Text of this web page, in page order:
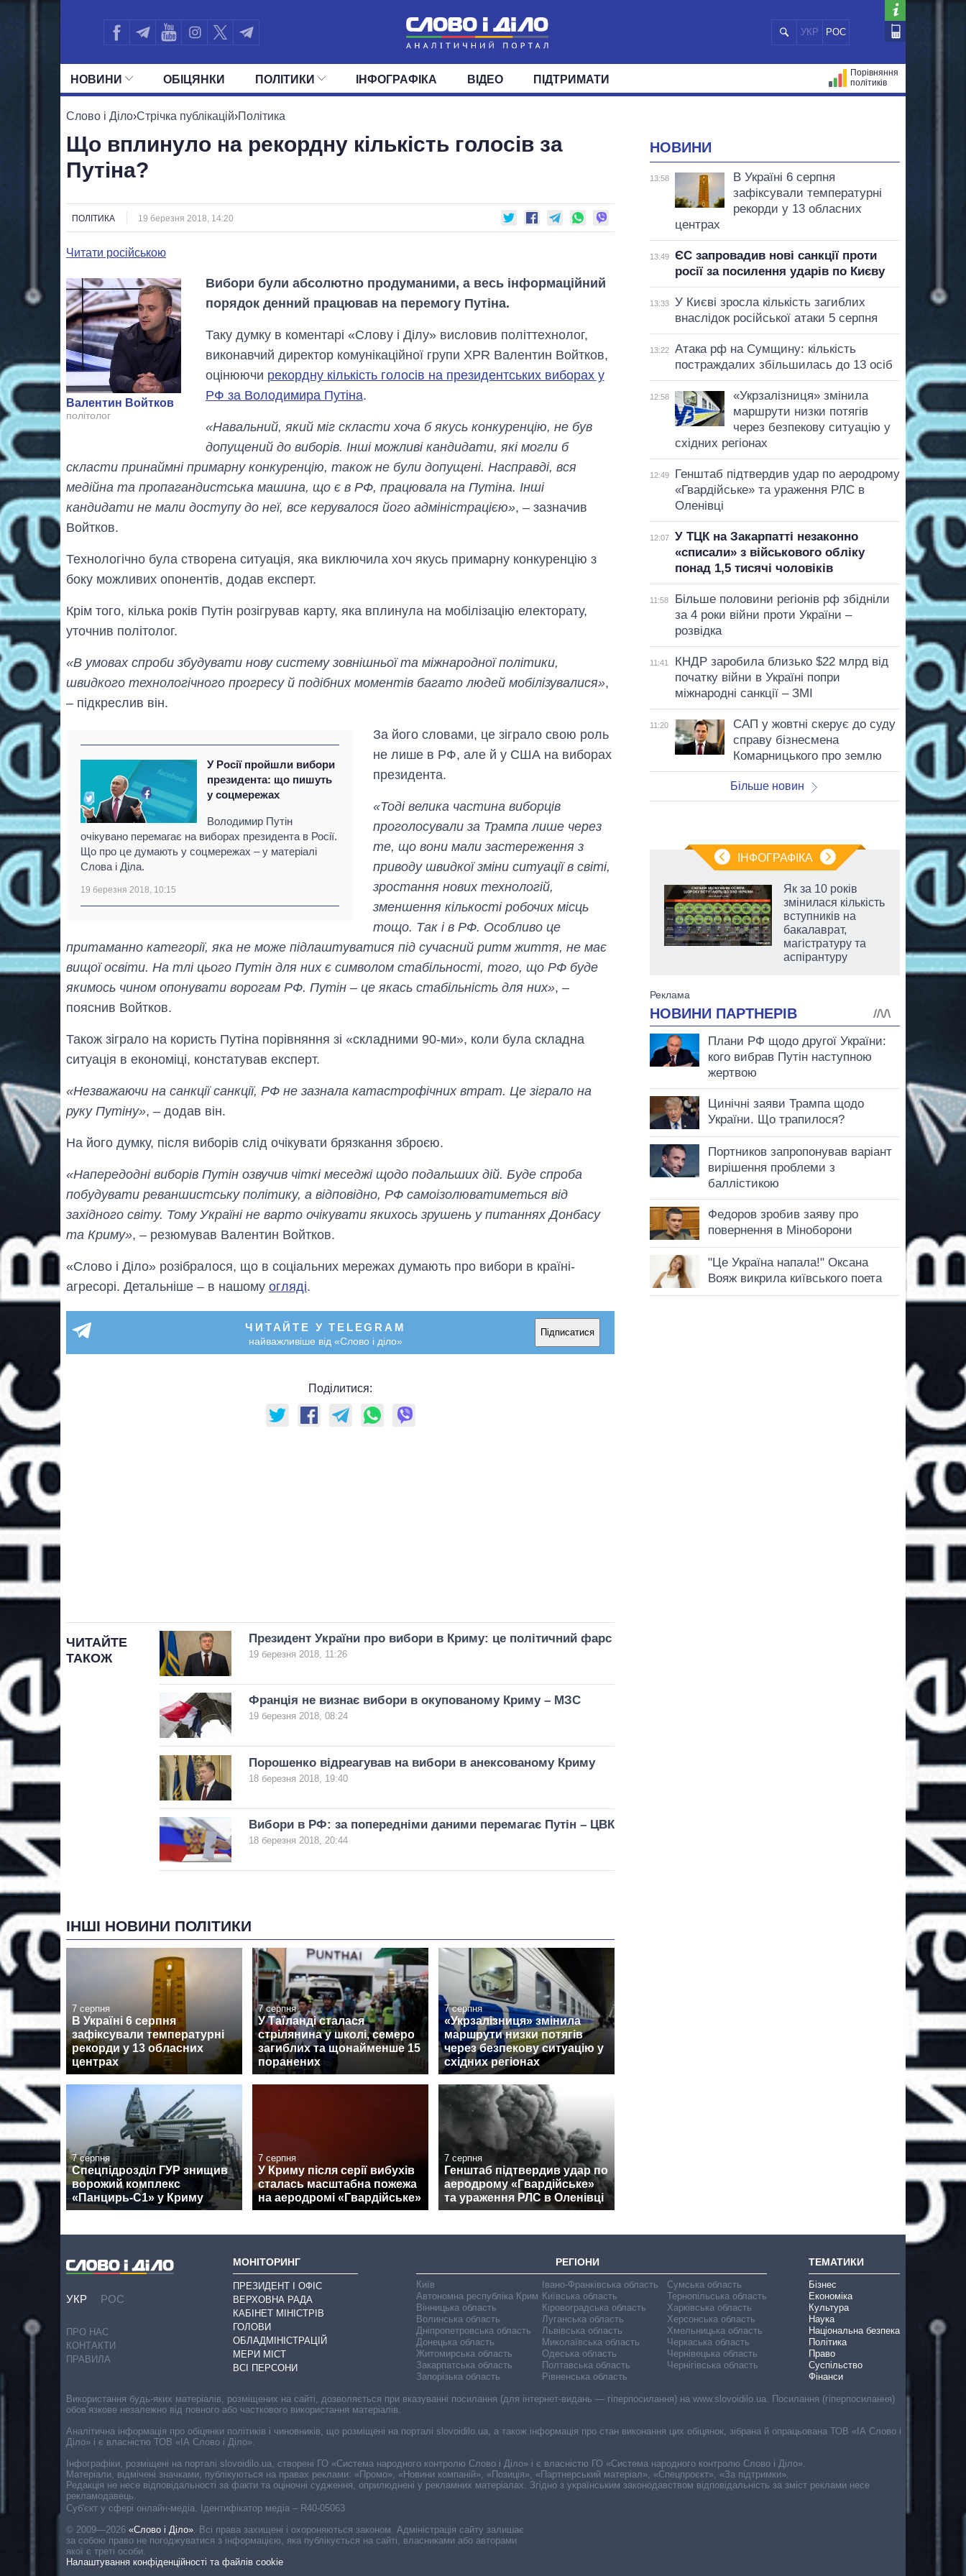
УКР РОС
НОВИНИ
ПОЛІТИКА ЕКОНОМІКА СУСПІЛЬСТВО
ОБIЦЯНКИ ПОЛIТИКИ
УСІ ПОЛІТИКИ ПРЕЗИДЕНТ І ОФІС
ДЕПУТАТИ КОМІТЕТИ ФРАКЦІЇ ОКРУГИ
ІНФОГРАФІКА ВІДЕО ПІДТРИМАТИ
Порівняння
політиків
Слово і Діло›Стрічка публікацій›Політика
Що вплинуло на рекордну кількість голосів за
Путіна?
ПОЛІТИКА 19 березня 2018, 14:20
Читати російською
Валентин Войтков
політолог
Вибори були абсолютно продуманими, а весь інформаційний
порядок денний працював на перемогу Путіна.
Таку думку в коментарі «Слову і Ділу» висловив політтехнолог,
виконавчий директор комунікаційної групи XPR Валентин Войтков,
оцінюючи рекордну кількість голосів на президентських виборах у
РФ за Володимира Путіна.
«Навальний, який міг скласти хоча б якусь конкуренцію, не був
допущений до виборів. Інші можливі кандидати, які могли б
скласти принаймні примарну конкуренцію, також не були допущені. Насправді, вся
медійна та пропагандистська машина, що є в РФ, працювала на Путіна. Інші
кандидати не мали доступу до неї, все керувалося його адміністрацією», – зазначив
Войтков.
Технологічно була створена ситуація, яка виключила хоч якусь примарну конкуренцію з
боку можливих опонентів, додав експерт.
Крім того, кілька років Путін розігрував карту, яка вплинула на мобілізацію електорату,
уточнив політолог.
«В умовах спроби збудувати нову систему зовнішньої та міжнародної політики,
швидкого технологічного прогресу й подібних моментів багато людей мобілізувалися»,
– підкреслив він.
У Росії пройшли вибори
президента: що пишуть
у соцмережах
Володимир Путін
очікувано перемагає на виборах президента в Росії.
Що про це думають у соцмережах – у матеріалі
Слова і Діла.
19 березня 2018, 10:15
За його словами, це зіграло свою роль
не лише в РФ, але й у США на виборах
президента.
«Тоді велика частина виборців
проголосували за Трампа лише через
те, що вони мали застереження з
приводу швидкої зміни ситуації в світі,
зростання нових технологій,
зменшення кількості робочих місць
тощо. Так і в РФ. Особливо це
притаманно категорії, яка не може підлаштуватися під сучасний ритм життя, не має
вищої освіти. На тлі цього Путін для них є символом стабільності, того, що РФ буде
якимось чином опонувати ворогам РФ. Путін – це якась стабільність для них», –
пояснив Войтков.
Також зіграло на користь Путіна порівняння зі «складними 90-ми», коли була складна
ситуація в економіці, констатував експерт.
«Незважаючи на санкції санкції, РФ не зазнала катастрофічних втрат. Це зіграло на
руку Путіну», – додав він.
На його думку, після виборів слід очікувати брязкання зброєю.
«Напередодні виборів Путін озвучив чіткі меседжі щодо подальших дій. Буде спроба
побудувати реваншистську політику, а відповідно, РФ самоізолюватиметься від
західного світу. Тому Україні не варто очікувати якихось зрушень у питаннях Донбасу
та Криму», – резюмував Валентин Войтков.
«Слово і Діло» розібралося, що в соціальних мережах думають про вибори в країні-
агресорі. Детальніше – в нашому огляді.
ЧИТАЙТЕ У TELEGRAM
найважливіше від «Слово і діло»
Підписатися
Поділитися:
ЧИТАЙТЕ
ТАКОЖ
Президент України про вибори в Криму: це політичний фарс
19 березня 2018, 11:26
Франція не визнає вибори в окупованому Криму – МЗС
19 березня 2018, 08:24
Порошенко відреагував на вибори в анексованому Криму
18 березня 2018, 19:40
Вибори в РФ: за попередніми даними перемагає Путін – ЦВК
18 березня 2018, 20:44
ІНШІ НОВИНИ ПОЛІТИКИ
7 серпня
В Україні 6 серпня
зафіксували температурні
рекорди у 13 обласних
центрах
7 серпня
У Таїланді сталася
стрілянина у школі, семеро
загиблих та щонайменше 15
поранених
7 серпня
«Укрзалізниця» змінила
маршрути низки потягів
через безпекову ситуацію у
східних регіонах
7 серпня
Спецпідрозділ ГУР знищив
ворожий комплекс
«Панцирь-С1» у Криму
7 серпня
У Криму після серії вибухів
сталась масштабна пожежа
на аеродромі «Гвардійське»
7 серпня
Генштаб підтвердив удар по
аеродрому «Гвардійське»
та ураження РЛС в Оленівці
НОВИНИ
13:58
В Україні 6 серпня
зафіксували температурні
рекорди у 13 обласних
центрах
13:49
ЄС запровадив нові санкції проти
росії за посилення ударів по Києву
13:33
У Києві зросла кількість загиблих
внаслідок російської атаки 5 серпня
13:22
Атака рф на Сумщину: кількість
постраждалих збільшилась до 13 осіб
12:58
«Укрзалізниця» змінила
маршрути низки потягів
через безпекову ситуацію у
східних регіонах
12:49
Генштаб підтвердив удар по аеродрому
«Гвардійське» та ураження РЛС в
Оленівці
12:07
У ТЦК на Закарпатті незаконно
«списали» з військового обліку
понад 1,5 тисячі чоловіків
11:58
Більше половини регіонів рф збідніли
за 4 роки війни проти України –
розвідка
11:41
КНДР заробила близько $22 млрд від
початку війни в Україні попри
міжнародні санкції – ЗМІ
11:20
САП у жовтні скерує до суду
справу бізнесмена
Комарницького про землю
Більше новин
ІНФОГРАФІКА
Як зросли тарифи
на холодну воду у
містах України на
початок серпня
Як за 10 років
змінилася кількість
вступників на
бакалаврат,
магістратуру та
аспірантуру
УКР РОС
ПРО НАС
КОНТАКТИ
ПРАВИЛА
МОНІТОРИНГ
ПРЕЗИДЕНТ І ОФІС
ВЕРХОВНА РАДА
КАБІНЕТ МІНІСТРІВ
ГОЛОВИ
ОБЛАДМІНІСТРАЦІЙ
МЕРИ МІСТ
ВСІ ПЕРСОНИ
РЕГІОНИ
Київ
Автономна республіка Крим
Вінницька область
Волинська область
Дніпропетровська область
Донецька область
Житомирська область
Закарпатська область
Запорізька область
Івано-Франківська область
Київська область
Кіровоградська область
Луганська область
Львівська область
Миколаївська область
Одеська область
Полтавська область
Рівненська область
Сумська область
Тернопільська область
Харківська область
Херсонська область
Хмельницька область
Черкаська область
Чернівецька область
Чернігівська область
ТЕМАТИКИ
Бізнес
Економіка
Культура
Наука
Національна безпека
Політика
Право
Суспільство
Фінанси
Cуб'єкт у сфері онлайн-медіа. Ідентифікатор медіа – R40-05063
© 2009—2026 «Слово і Діло». Всі права захищені і охороняються законом. Адміністрація сайту залишає
за собою право не погоджуватися з інформацією, яка публікується на сайті, власниками або авторами
якої є треті особи.
Налаштування конфіденційності та файлів cookie
Використання будь-яких матеріалів, розміщених на сайті, дозволяється при вказуванні посилання (для інтернет-видань — гіперпосилання) на www.slovoidilo.ua. Посилання (гіперпосилання)
обов’язкове незалежно від повного або часткового використання матеріалів.
Аналітична інформація про обіцянки політиків і чиновників, що розміщені на порталі slovoidilo.ua, а також інформація про стан виконання цих обіцянок, зібрана й опрацьована ТОВ «ІА Слово і
Діло» і є власністю ТОВ «ІА Слово і Діло».
Інфографіки, розміщені на порталі slovoidilo.ua, створені ГО «Система народного контролю Слово і Діло» і є власністю ГО «Система народного контролю Слово і Діло».
Матеріали, відмічені значками, публікуються на правах реклами: «Промо», «Новини компаній», «Позиція», «Партнерський матеріал», «Спецпроєкт», «За підтримки».
Редакція не несе відповідальності за факти та оціночні судження, оприлюднені у рекламних матеріалах. Згідно з українським законодавством відповідальність за зміст реклами несе
рекламодавець.